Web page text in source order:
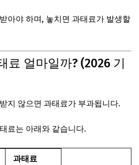
아야 하며, 놓치면 과태료가 발생할
료 얼마일까? (2026 기
지 않으면 과태료가 부과됩니다.
료는 아래와 같습니다.
과태료